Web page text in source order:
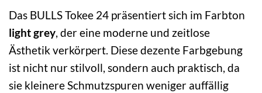
Das BULLS Tokee 24 präsentiert sich im Farbton
light grey, der eine moderne und zeitlose
Ästhetik verkörpert. Diese dezente Farbgebung
ist nicht nur stilvoll, sondern auch praktisch, da
sie kleinere Schmutzspuren weniger auffällig